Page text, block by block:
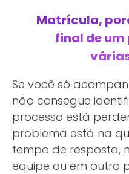
Matrícula,
final de um
Se você só
não consegue
processo está
problema está na
tempo de resposta,
equipe ou em outro